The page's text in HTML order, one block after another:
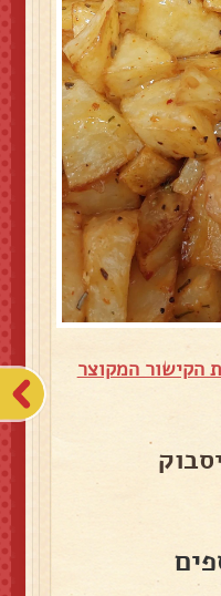
הקישור המקוצר